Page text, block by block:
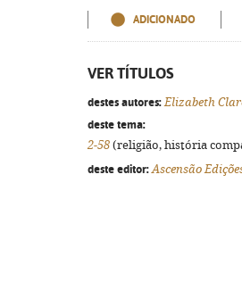
ADICIONADO
VER TÍTULOS
destes autores: Elizabeth
deste tema:
2-58 (religião, história
deste editor: Ascensão